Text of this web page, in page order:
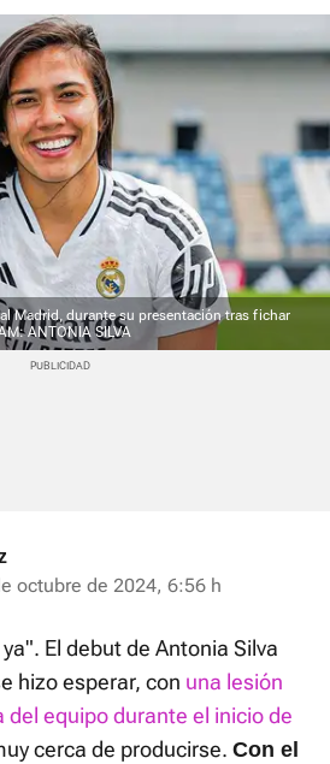
Madrid, durante su presentación tras fichar
ANTONIA SILVA
octubre de 2024, 6:56 h
El debut de Antonia Silva
hizo esperar, con una lesión
del equipo durante el inicio de
cerca de producirse. Con el